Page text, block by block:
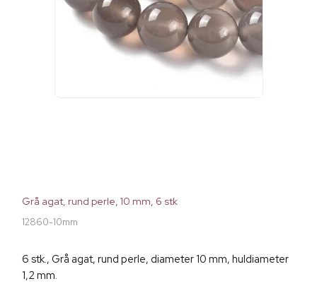
Grå agat, rund perle, 10 mm, 6 stk
12860-10mm
6 stk., Grå agat, rund perle, diameter 10 mm, huldiameter
1,2 mm.